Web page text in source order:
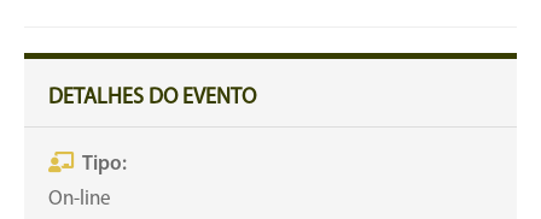
DETALHES DO EVENTO
Tipo:
On-line